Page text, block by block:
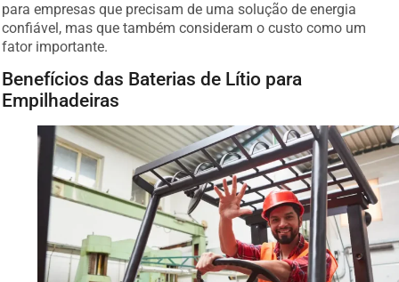
para empresas que precisam de uma solução de energia
confiável, mas que também consideram o custo como um
fator importante.
Benefícios das Baterias de Lítio para
Empilhadeiras